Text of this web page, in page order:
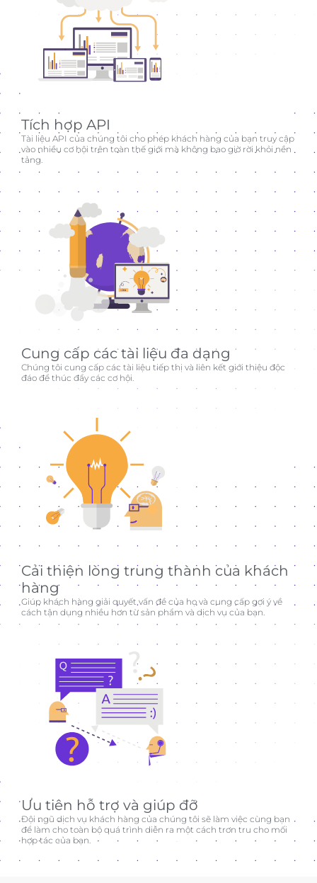
Tích hợp API
Tài liệu API của chúng tôi cho phép khách hàng của bạn truy cập
vào nhiều cơ hội trên toàn thế giới mà không bao giờ rời khỏi nền
tảng.
Cung cấp các tài liệu đa dạng
Chúng tôi cung cấp các tài liệu tiếp thị và liên kết giới thiệu độc
đáo để thúc đẩy các cơ hội.
Cải thiện lòng trung thành của khách
hàng
Giúp khách hàng giải quyết vấn đề của họ và cung cấp gợi ý về
cách tận dụng nhiều hơn từ sản phẩm và dịch vụ của bạn.
Ưu tiên hỗ trợ và giúp đỡ
Đội ngũ dịch vụ khách hàng của chúng tôi sẽ làm việc cùng bạn
để làm cho toàn bộ quá trình diễn ra một cách trơn tru cho mối
hợp tác của bạn.